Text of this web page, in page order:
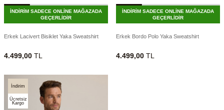
İNDİRİM SADECE ONLİNE MAĞAZADA
GEÇERLİDİR
Erkek Lacivert Bisiklet Yaka Sweatshirt
4.499,00 TL
İNDİRİM SADECE ONLİNE MAĞAZADA
GEÇERLİDİR
Erkek Bordo Polo Yaka Sweatshirt
4.499,00 TL
İndirim
Ücretsiz
Kargo